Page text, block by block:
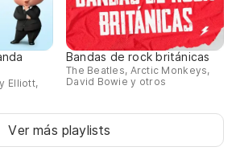
Elliott,
Bandas de rock británicas
The Beatles, Arctic Monkeys,
David Bowie y otros
Ver más playlists